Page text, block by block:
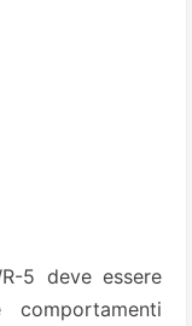
5 deve essere